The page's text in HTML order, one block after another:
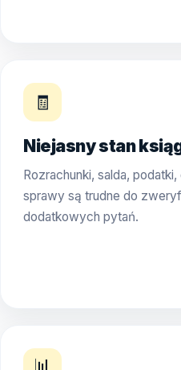
🧾
Niejasny stan
Rozrachunki, salda,
sprawy są trudne do
dodatkowych pytań.
📊